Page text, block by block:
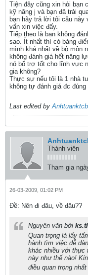
Tiện đây cũng xin hỏi bạn
kỹ năng j và bạn đã trải
bạn hãy trả lời tôi câu này
vấn xin việc đấy.
Tiếp theo là bạn không
sao. Ít nhất thì có bảng
mình khá nhất về bộ môn
không đánh giá hết năng
nó bổ trợ tốt cho lĩnh vực
gia không?
Thực sự nếu tôi là 1 nhà
không tự đánh giá đc
Last edited byAnhtuanktcb
Thành viên
Tham gia
26-03-2009, 01:02 PM
Ðề: Nên đi đâu, về đâu??
Nguyên văn bởi
Quan trọng là lấy
hành tìm việc dễ
khác nhiều với thực
này như thế nào!
điều quan trọng